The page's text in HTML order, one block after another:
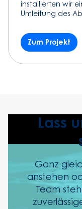
installierten wir
Umleitung des
Zum Projekt
Lass
Ganz
anstehen
Team